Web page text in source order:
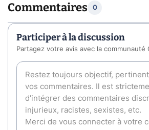
Commentaires 0
Participer à la discussion
Partagez votre avis avec la communauté